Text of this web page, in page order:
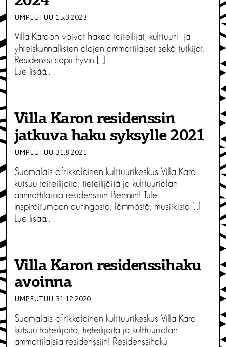
UMPEUTUU 15.3.2023
Villa Karoon voivat hakea taiteilijat, kulttuuri- ja
yhteiskunnallisten alojen ammattilaiset sekä tutkijat.
Residenssi sopii hyvin […]
Lue lisää…
Villa Karon residenssin
jatkuva haku syksylle 2021
UMPEUTUU 31.8.2021
Suomalais-afrikkalainen kulttuurikeskus Villa Karo
kutsuu taiteilijoita, tieteilijöitä ja kulttuurialan
ammattilaisia residenssiin Beniniin! Tule
inspiroitumaan auringosta, lämmöstä, musiikista […]
Lue lisää…
Villa Karon residenssihaku
avoinna
UMPEUTUU 31.12.2020
Suomalais-afrikkalainen kulttuurikeskus Villa Karo
kutsuu taiteilijoita, tieteilijöitä ja kulttuurialan
ammattilaisia residenssiin! Residenssihaku